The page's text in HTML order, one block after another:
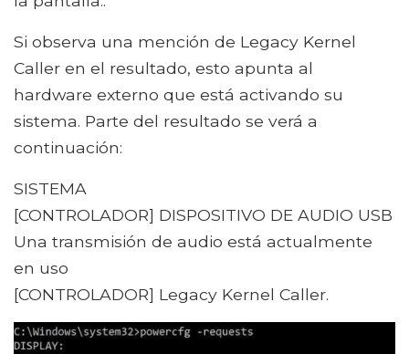
Si observa una mención de Legacy Kernel
Caller en el resultado, esto apunta al
hardware externo que está activando su
sistema. Parte del resultado se verá a
continuación:
SISTEMA
[CONTROLADOR] DISPOSITIVO DE AUDIO USB
Una transmisión de audio está actualmente
en uso
[CONTROLADOR] Legacy Kernel Caller.